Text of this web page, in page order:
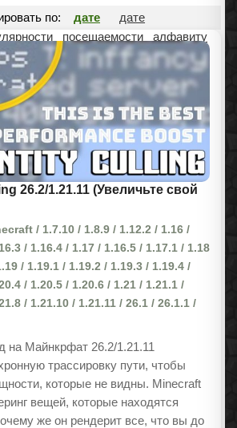
по: дате
дате
посещаемости алфавиту
26.2/1.21.11 (Увеличьте свой
/ 1.7.10 / 1.8.9 / 1.12.2 / 1.16 /
/ 1.16.4 / 1.17 / 1.16.5 / 1.17.1 / 1.18
/ 1.19.1 / 1.19.2 / 1.19.3 / 1.19.4 /
/ 1.20.5 / 1.20.6 / 1.21 / 1.21.1 /
/ 1.21.10 / 1.21.11 / 26.1 / 26.1.1 /
на Майнкрфат 26.2/1.21.11
трассировку пути, чтобы
которые не видны. Minecraft
вещей, которые находятся
же он рендерит все, что вы до